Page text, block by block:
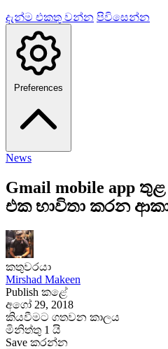
දැන්ම එකතු වන්න පිවිසෙන්න
Preferences
News
Gmail mobile app තුළ
එක භාවිතා කරන
කතුවරයා
Mirshad Makeen
Publish කළේ
අගෝ 29, 2018
කියවීමට ගතවන කාලය
මිනිත්තු 1 යි
Save කරන්න